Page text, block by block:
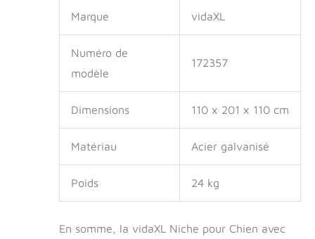
Marque vidaXL
Numéro de
modèle
172357
Dimensions 110 x 201 x 110 cm
Matériau Acier galvanisé
Poids 24 kg
En somme, la vidaXL Niche pour Chien avec